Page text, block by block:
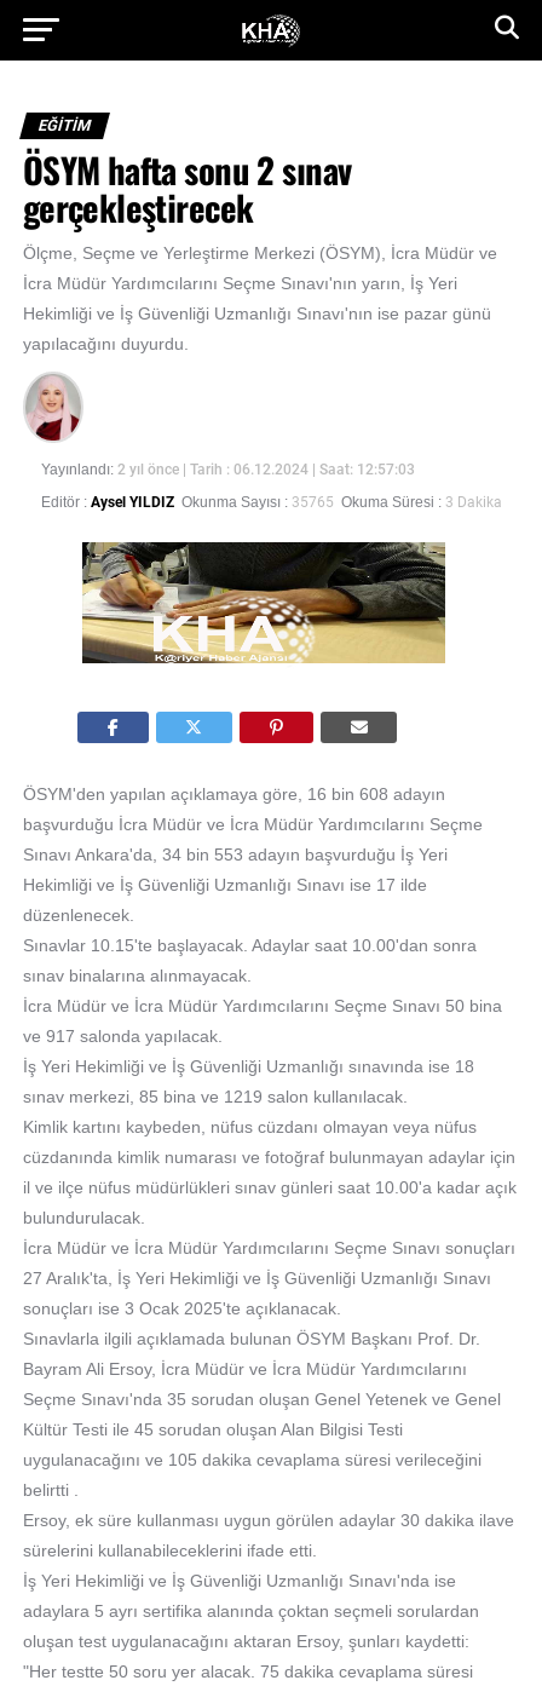
EĞİTİM
ÖSYM hafta sonu 2 sınav
gerçekleştirecek
Ölçme, Seçme ve Yerleştirme Merkezi (ÖSYM), İcra Müdür ve
İcra Müdür Yardımcılarını Seçme Sınavı'nın yarın, İş Yeri
Hekimliği ve İş Güvenliği Uzmanlığı Sınavı'nın ise pazar günü
yapılacağını duyurdu.
Yayınlandı: 2 yıl önce
| Tarih : 06.12.2024 | Saat: 12:57:03
Editör : Aysel YILDIZ Okunma Sayısı : 35765 Okuma Süresi : 3 Dakika
ÖSYM'den yapılan açıklamaya göre, 16 bin 608 adayın
başvurduğu İcra Müdür ve İcra Müdür Yardımcılarını Seçme
Sınavı Ankara'da, 34 bin 553 adayın başvurduğu İş Yeri
Hekimliği ve İş Güvenliği Uzmanlığı Sınavı ise 17 ilde
düzenlenecek.
Sınavlar 10.15'te başlayacak. Adaylar saat 10.00'dan sonra
sınav binalarına alınmayacak.
İcra Müdür ve İcra Müdür Yardımcılarını Seçme Sınavı 50 bina
ve 917 salonda yapılacak.
İş Yeri Hekimliği ve İş Güvenliği Uzmanlığı sınavında ise 18
sınav merkezi, 85 bina ve 1219 salon kullanılacak.
Kimlik kartını kaybeden, nüfus cüzdanı olmayan veya nüfus
cüzdanında kimlik numarası ve fotoğraf bulunmayan adaylar için
il ve ilçe nüfus müdürlükleri sınav günleri saat 10.00'a kadar açık
bulundurulacak.
İcra Müdür ve İcra Müdür Yardımcılarını Seçme Sınavı sonuçları
27 Aralık'ta, İş Yeri Hekimliği ve İş Güvenliği Uzmanlığı Sınavı
sonuçları ise 3 Ocak 2025'te açıklanacak.
Sınavlarla ilgili açıklamada bulunan ÖSYM Başkanı Prof. Dr.
Bayram Ali Ersoy, İcra Müdür ve İcra Müdür Yardımcılarını
Seçme Sınavı'nda 35 sorudan oluşan Genel Yetenek ve Genel
Kültür Testi ile 45 sorudan oluşan Alan Bilgisi Testi
uygulanacağını ve 105 dakika cevaplama süresi verileceğini
belirtti .
Ersoy, ek süre kullanması uygun görülen adaylar 30 dakika ilave
sürelerini kullanabileceklerini ifade etti.
İş Yeri Hekimliği ve İş Güvenliği Uzmanlığı Sınavı'nda ise
adaylara 5 ayrı sertifika alanında çoktan seçmeli sorulardan
oluşan test uygulanacağını aktaran Ersoy, şunları kaydetti:
"Her testte 50 soru yer alacak. 75 dakika cevaplama süresi